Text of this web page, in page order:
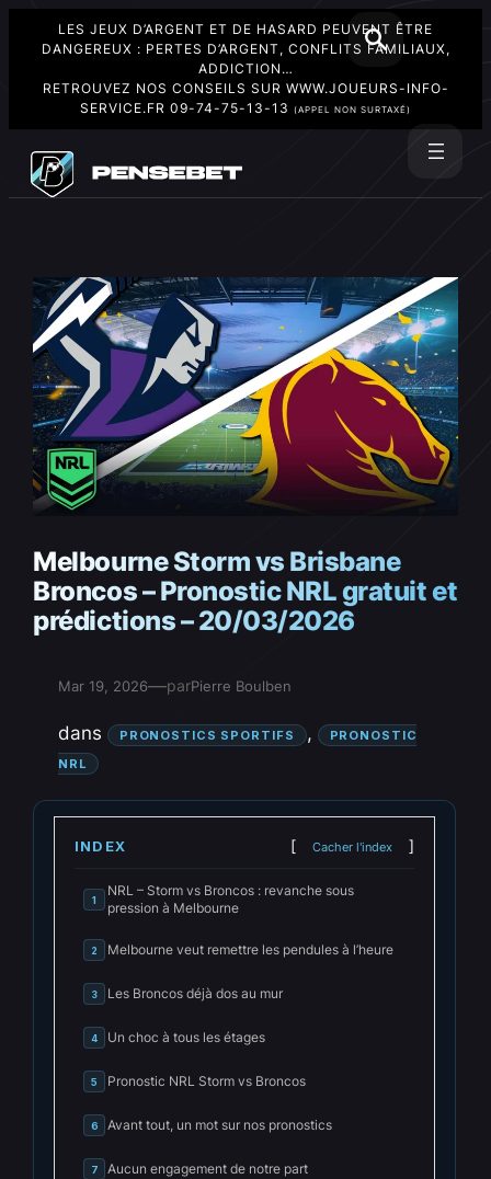
LES JEUX D’ARGENT ET DE HASARD PEUVENT ÊTRE
DANGEREUX : PERTES D’ARGENT, CONFLITS FAMILIAUX,
ADDICTION…
RETROUVEZ NOS CONSEILS SUR WWW.JOUEURS-INFO-
SERVICE.FR 09-74-75-13-13 (APPEL NON SURTAXÉ)
contenu
Melbourne Storm vs Brisbane
Broncos – Pronostic NRL gratuit et
prédictions – 20/03/2026
Mar 19, 2026—parPierre Boulben
dans PRONOSTICS SPORTIFS ,
PRONOSTIC
NRL
INDEX Cacher l'index
1
NRL – Storm vs Broncos : revanche sous
pression à Melbourne
2 Melbourne veut remettre les pendules à l’heure
3 Les Broncos déjà dos au mur
4 Un choc à tous les étages
5 Pronostic NRL Storm vs Broncos
6 Avant tout, un mot sur nos pronostics
7 Aucun engagement de notre part